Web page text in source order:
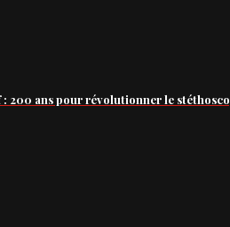
: 200 ans pour révolutionner le